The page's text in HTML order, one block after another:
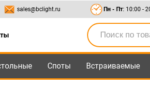
sales@bclight.ru
sales@bclight.ru Пн - Пт: 10:00 -
Споты Встраиваемые